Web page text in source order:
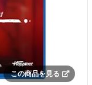
この商品を見る